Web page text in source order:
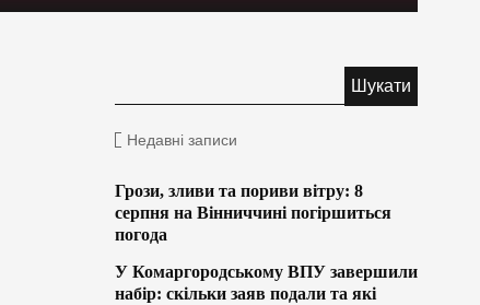
Недавні записи
Грози, зливи та пориви вітру: 8
серпня на Вінниччині погіршиться
погода
У Комаргородському ВПУ завершили
набір: скільки заяв подали та які